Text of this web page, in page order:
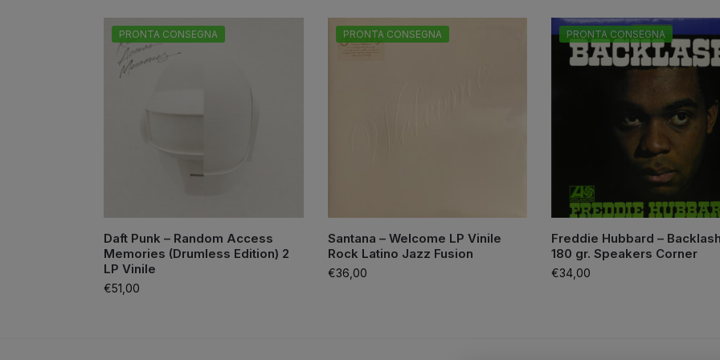
PRONTA CONSEGNA
Daft Punk – Random Access
Memories (Drumless Edition) 2
LP Vinile
€51,00
PRONTA CONSEGNA
Santana – Welcome LP Vinile
Rock Latino Jazz Fusion
€36,00
PRONTA CONSEGNA
Freddie Hubbard –
180 gr. Speakers Corner
€34,00